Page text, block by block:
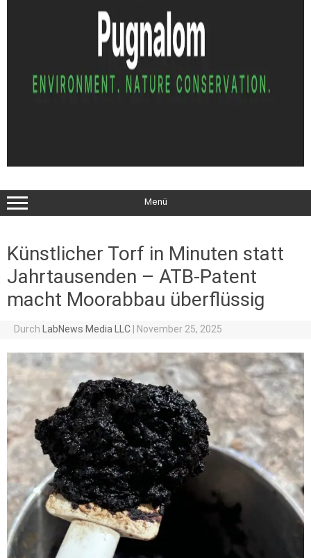
Menü
Künstlicher Torf in Minuten statt
Jahrtausenden – ATB-Patent
macht Moorabbau überflüssig
Durch LabNews Media LLC November 25, 2025